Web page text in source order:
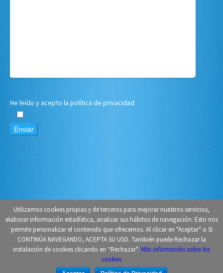
He leído y acepto la política de privacidad
Copyright © Gestoría Sanchidrian 2018. Diseño páginas web Madrid.
Aviso Legal
Utilizamos cookies propias y de terceros para mejorar nuestros servicios,
elaborar información estadística, analizar sus hábitos de navegación. Esto nos
permite personalizar el contenido que ofrecemos. Al clicar en "Aceptar" o SI
CONTINÚA NAVEGANDO, ACEPTA SU USO. También puede Rechazar la
instalación de cookies clicando en “Rechazar". Más información sobre las
cookies